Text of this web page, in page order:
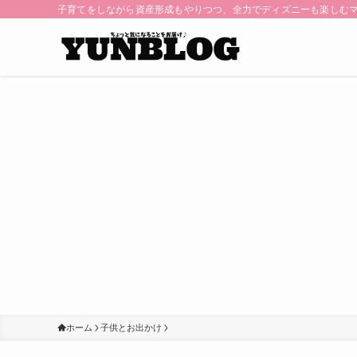
子育てをしながら資産形成もやりつつ、全力でディズニーも楽しむ
ホーム 子供とお出かけ